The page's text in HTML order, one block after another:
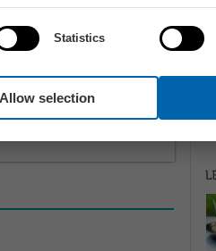
Statistics
Allow selection